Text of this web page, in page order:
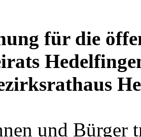
für die
und Bürger